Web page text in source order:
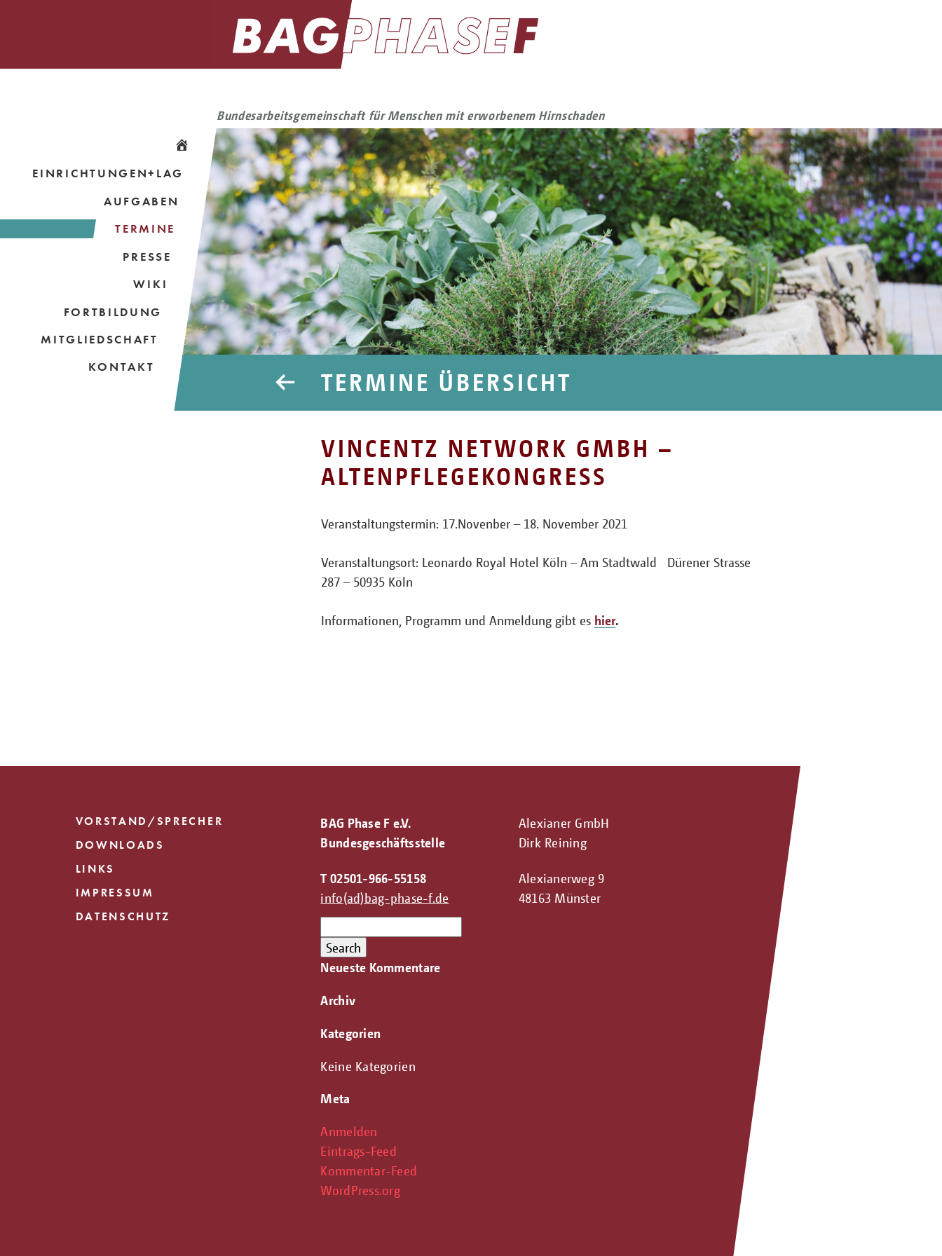
Bundesarbeitsgemeinschaft für Menschen mit erworbenem Hirnschaden
EINRICHTUNGEN+LAG
AUFGABEN
TERMINE
PRESSE
WIKI
FORTBILDUNG
MITGLIEDSCHAFT
KONTAKT
TERMINE ÜBERSICHT
VINCENTZ NETWORK GMBH –
ALTENPFLEGEKONGRESS
Veranstaltungstermin: 17.Novenber – 18. November 2021
Veranstaltungsort: Leonardo Royal Hotel Köln – Am Stadtwald Dürener Strasse
287 – 50935 Köln
Informationen, Programm und Anmeldung gibt es hier.
VORSTAND/SPRECHER
DOWNLOADS
LINKS
IMPRESSUM
DATENSCHUTZ
BAG Phase F e.V.
Bundesgeschäftsstelle
T 02501-966-55158
info(ad)bag-phase-f.de
for:
Search
Neueste Kommentare
Archiv
Kategorien
Keine Kategorien
Meta
Anmelden
Eintrags-Feed
Kommentar-Feed
WordPress.org
Alexianer GmbH
Dirk Reining
Alexianerweg 9
48163 Münster